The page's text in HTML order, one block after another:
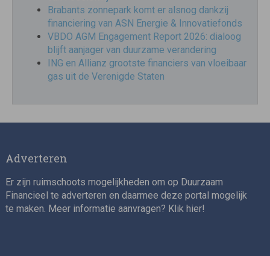
Brabants zonnepark komt er alsnog dankzij
financiering van ASN Energie & Innovatiefonds
VBDO AGM Engagement Report 2026: dialoog
blijft aanjager van duurzame verandering
ING en Allianz grootste financiers van vloeibaar
gas uit de Verenigde Staten
Adverteren
Er zijn ruimschoots mogelijkheden om op Duurzaam
Financieel te adverteren en daarmee deze portal mogelijk
te maken. Meer informatie aanvragen? Klik hier!